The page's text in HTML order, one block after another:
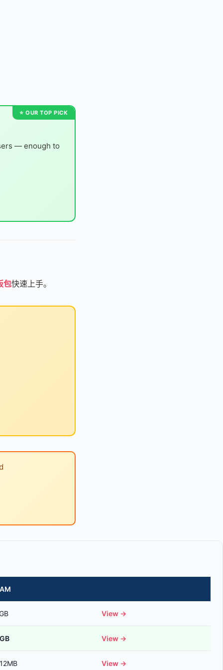
— enough to
包快速上手。
View →
View →
View →